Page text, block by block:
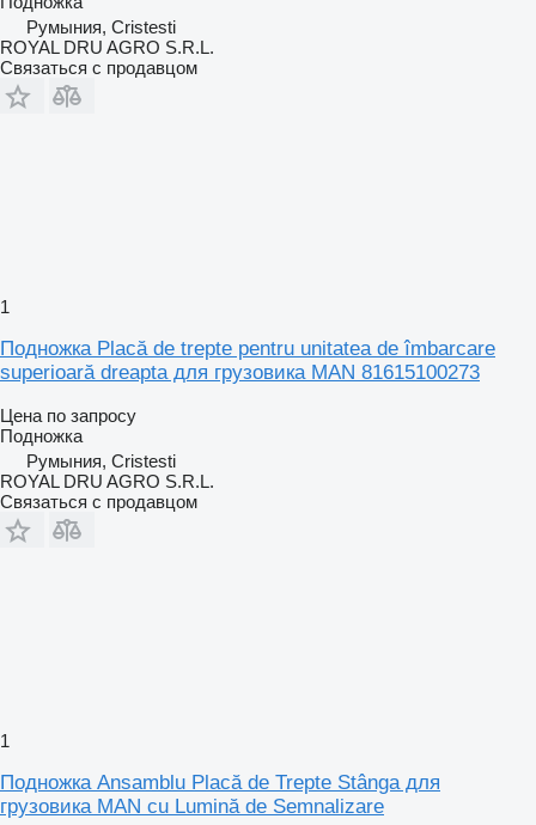
Румыния, Cristesti
ROYAL DRU AGRO S.R.L.
Связаться с продавцом
1
Подножка Placă de trepte pentru unitatea de îmbarcare
superioară dreapta для грузовика MAN 81615100273
Цена по запросу
Подножка
Румыния, Cristesti
ROYAL DRU AGRO S.R.L.
Связаться с продавцом
1
Подножка Ansamblu Placă de Trepte Stânga для
грузовика MAN cu Lumină de Semnalizare